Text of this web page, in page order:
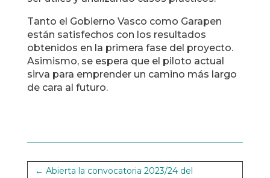
Tanto el Gobierno Vasco como Garapen
están satisfechos con los resultados
obtenidos en la primera fase del proyecto.
Asimismo, se espera que el piloto actual
sirva para emprender un camino más largo
de cara al futuro.
← Abierta la convocatoria 2023/24 del